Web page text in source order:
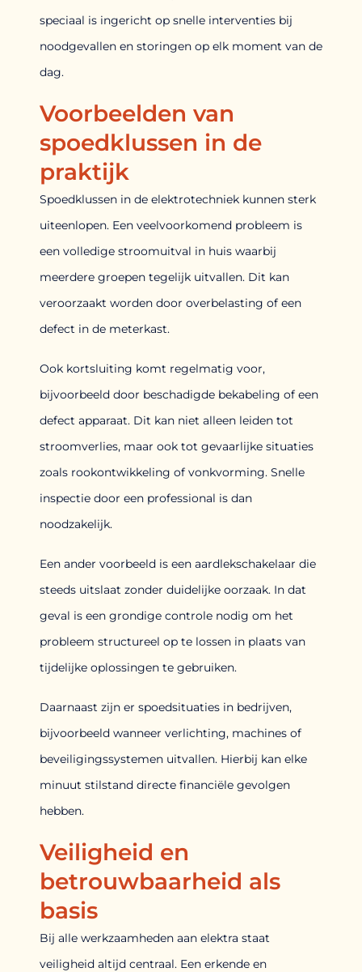
speciaal is ingericht op snelle interventies bij
noodgevallen en storingen op elk moment van de
dag.
Voorbeelden van
spoedklussen in de
praktijk
Spoedklussen in de elektrotechniek kunnen sterk
uiteenlopen. Een veelvoorkomend probleem is
een volledige stroomuitval in huis waarbij
meerdere groepen tegelijk uitvallen. Dit kan
veroorzaakt worden door overbelasting of een
defect in de meterkast.
Ook kortsluiting komt regelmatig voor,
bijvoorbeeld door beschadigde bekabeling of een
defect apparaat. Dit kan niet alleen leiden tot
stroomverlies, maar ook tot gevaarlijke situaties
zoals rookontwikkeling of vonkvorming. Snelle
inspectie door een professional is dan
noodzakelijk.
Een ander voorbeeld is een aardlekschakelaar die
steeds uitslaat zonder duidelijke oorzaak. In dat
geval is een grondige controle nodig om het
probleem structureel op te lossen in plaats van
tijdelijke oplossingen te gebruiken.
Daarnaast zijn er spoedsituaties in bedrijven,
bijvoorbeeld wanneer verlichting, machines of
beveiligingssystemen uitvallen. Hierbij kan elke
minuut stilstand directe financiële gevolgen
hebben.
Veiligheid en
betrouwbaarheid als
basis
Bij alle werkzaamheden aan elektra staat
veiligheid altijd centraal. Een erkende en